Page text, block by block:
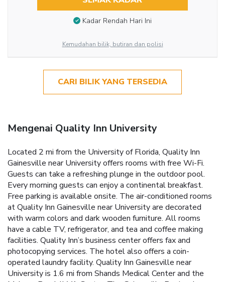
Kadar Rendah Hari Ini
Kemudahan bilik, butiran dan polisi
CARI BILIK YANG TERSEDIA
Mengenai Quality Inn University
Located 2 mi from the University of Florida, Quality Inn
Gainesville near University offers rooms with free Wi-Fi.
Guests can take a refreshing plunge in the outdoor pool.
Every morning guests can enjoy a continental breakfast.
Free parking is available onsite. The air-conditioned rooms
at Quality Inn Gainesville near University are decorated
with warm colors and dark wooden furniture. All rooms
have a cable TV, refrigerator, and tea and coffee making
facilities. Quality Inn’s business center offers fax and
photocopying services. The hotel also offers a coin-
operated laundry facility. Quality Inn Gainesville near
University is 1.6 mi from Shands Medical Center and the